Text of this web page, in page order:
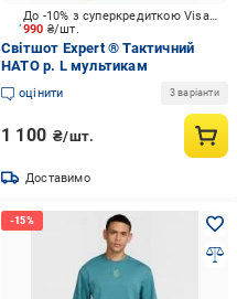
990 ₴/шт.
До -10% з суперкредиткою Visa Вигода
Світшот Expert ® Тактичний
НАТО р. L мультикам
оцінити 3 варіанти
1 100 ₴/шт.
Доставимо